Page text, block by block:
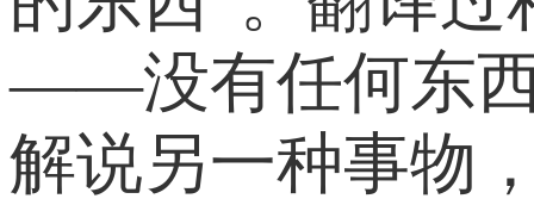
——没有任何东西
解说另一种事物